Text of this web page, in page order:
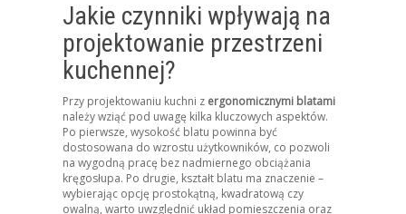
Jakie czynniki wpływają na
projektowanie przestrzeni
kuchennej?
Przy projektowaniu kuchni z ergonomicznymi blatami
należy wziąć pod uwagę kilka kluczowych aspektów.
Po pierwsze, wysokość blatu powinna być
dostosowana do wzrostu użytkowników, co pozwoli
na wygodną pracę bez nadmiernego obciążania
kręgosłupa. Po drugie, kształt blatu ma znaczenie –
wybierając opcję prostokątną, kwadratową czy
owalną, warto uwzględnić układ pomieszczenia oraz